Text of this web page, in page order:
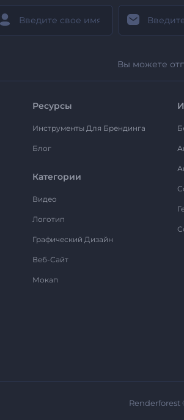
Вы можете
Ресурсы
Инструменты Для Брендинга
Блог
Категории
Видео
Логотип
Графический Дизайн
Веб-Сайт
Мокап
Renderforest